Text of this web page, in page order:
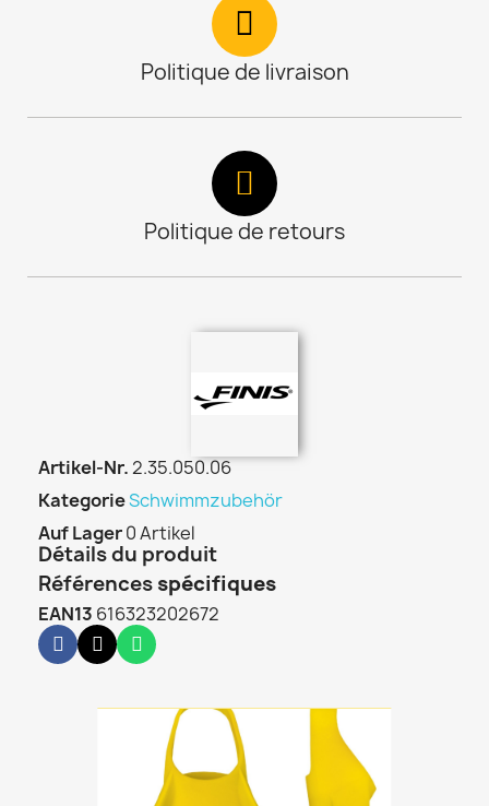
Politique de livraison
Politique de retours
Artikel-Nr.2.35.050.06
KategorieSchwimmzubehör
Auf Lager0 Artikel
Détails du produit
Références spécifiques
EAN13 616323202672